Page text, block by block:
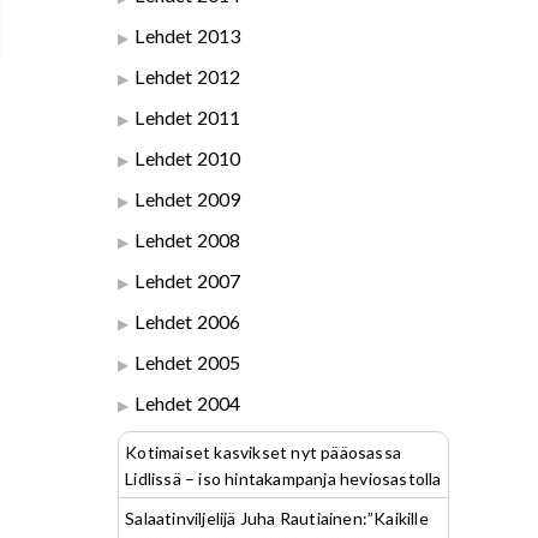
Lehdet 2013
Lehdet 2012
Lehdet 2011
Lehdet 2010
Lehdet 2009
Lehdet 2008
Lehdet 2007
Lehdet 2006
Lehdet 2005
Lehdet 2004
Kotimaiset kasvikset nyt pääosassa
Lidlissä – iso hintakampanja heviosastolla
Salaatinviljelijä Juha Rautiainen:”Kaikille